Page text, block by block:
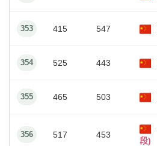
353 415 547
354 525 443
355 465 503
356 517 453
段)